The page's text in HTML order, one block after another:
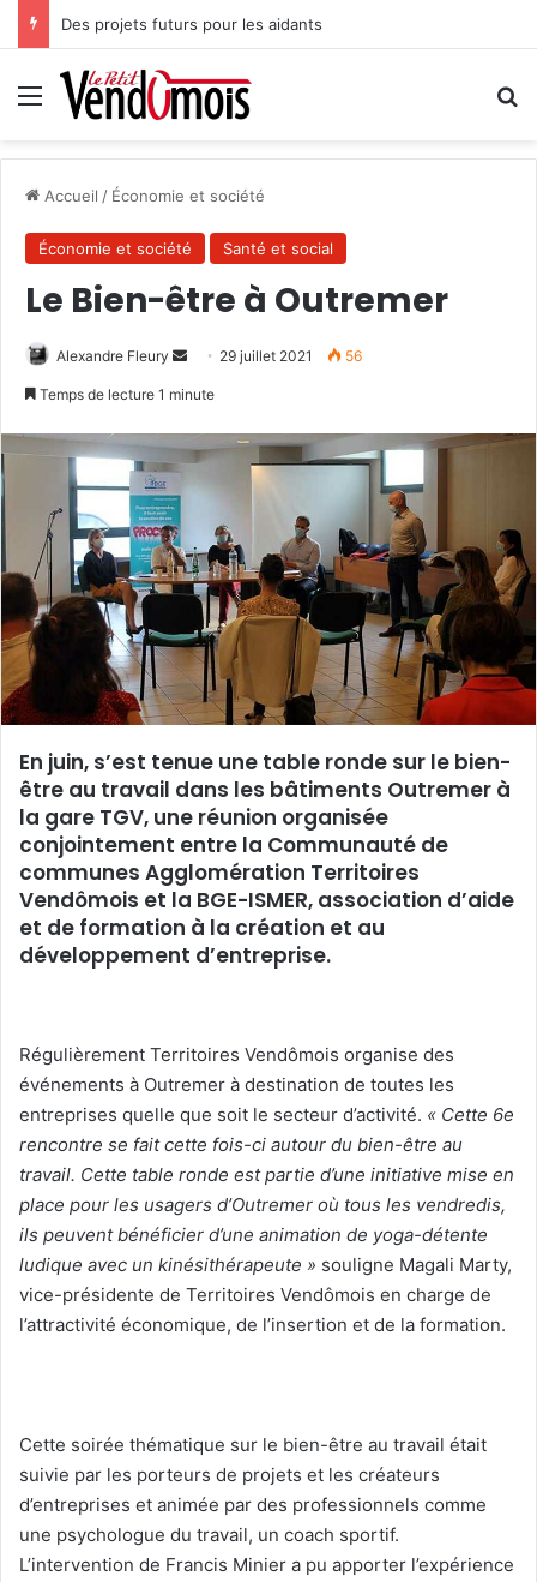
Des projets futurs pour les aidants
Menu
Accueil / Économie et société
Économie et société Santé et social
Le Bien-être à Outremer
Alexandre Fleury
u
n
o
u
r
r
i
e
l
29 juillet 2021 56
Temps de lecture 1 minute
En juin, s’est tenue une table ronde sur le bien-
être au travail dans les bâtiments Outremer à
la gare TGV, une réunion organisée
conjointement entre la Communauté de
communes Agglomération Territoires
Vendômois et la BGE-ISMER, association d’aide
et de formation à la création et au
développement d’entreprise.
Régulièrement Territoires Vendômois organise des
événements à Outremer à destination de toutes les
entreprises quelle que soit le secteur d’activité. « Cette 6e
rencontre se fait cette fois-ci autour du bien-être au
travail. Cette table ronde est partie d’une initiative mise en
place pour les usagers d’Outremer où tous les vendredis,
ils peuvent bénéficier d’une animation de yoga-détente
ludique avec un kinésithérapeute » souligne Magali Marty,
vice-présidente de Territoires Vendômois en charge de
l’attractivité économique, de l’insertion et de la formation.
Cette soirée thématique sur le bien-être au travail était
suivie par les porteurs de projets et les créateurs
d’entreprises et animée par des professionnels comme
une psychologue du travail, un coach sportif.
L’intervention de Francis Minier a pu apporter l’expérience